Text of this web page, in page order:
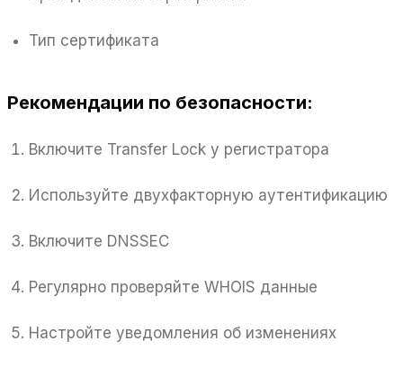
Тип сертификата
Рекомендации по безопасности:
Включите Transfer Lock у регистратора
Используйте двухфакторную аутентификацию
Включите DNSSEC
Регулярно проверяйте WHOIS данные
Настройте уведомления об изменениях